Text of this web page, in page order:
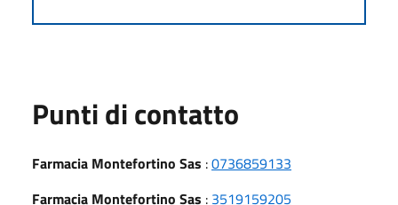
Punti di contatto
Farmacia Montefortino Sas :0736859133
Farmacia Montefortino Sas : 3519159205